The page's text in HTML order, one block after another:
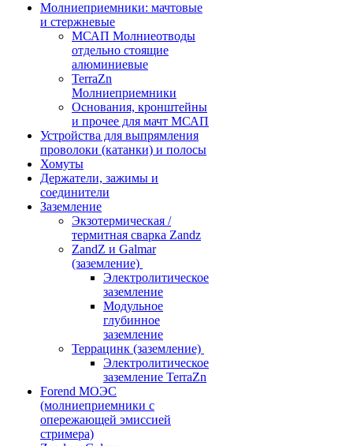
Молниеприемники: мачтовые
и стержневые
МСАП Молниеотводы
отдельно стоящие
алюминиевые
TerraZn
Молниеприемники
Основания, кронштейны
и прочее для мачт МСАП
Устройства для выпрямления
проволоки (катанки) и полосы
Хомуты
Держатели, зажимы и
соединители
Заземление
Экзотермическая /
термитная сварка Zandz
ZandZ и Galmar
(заземление)
Электролитическое
заземление
Модульное
глубинное
заземление
Террацинк (заземление)
Электролитическое
заземление TerraZn
Forend МОЭС
(молниеприемники с
опережающей эмиссией
стримера)